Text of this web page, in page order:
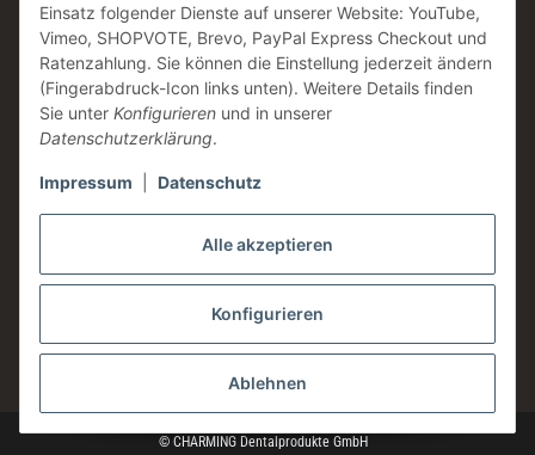
Alle akzeptieren
Konfigurieren
Ablehnen
Einsatz folgender Dienste auf unserer Website: YouTube,
Vimeo, SHOPVOTE, Brevo, PayPal Express Checkout und
Ratenzahlung. Sie können die Einstellung jederzeit ändern
(Fingerabdruck-Icon links unten). Weitere Details finden
Sie unter Konfigurieren und in unserer
Datenschutzerklärung.
Impressum Datenschutz
Zahntechnische Beratung
DE & AT Versandkostenfrei ab 200 € / netto
Informationen
Rechtliches
* Alle Preise zzgl. gesetzlicher USt., zzgl.
© CHARMING Dentalprodukte GmbH